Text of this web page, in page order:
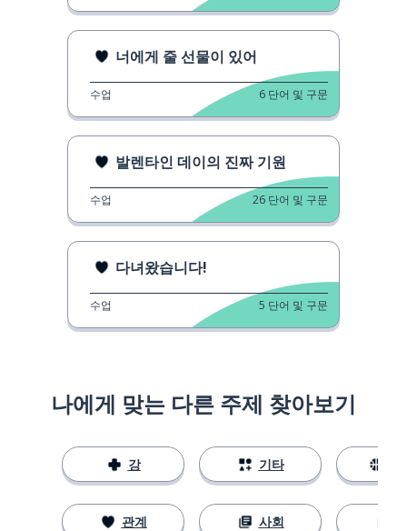
너에게 줄 선물이 있어
수업 6 단어 및 구문
발렌타인 데이의 진짜 기원
수업 26 단어 및 구문
다녀왔습니다!
수업 5 단어 및 구문
나에게 맞는 다른 주제 찾아보기
강
관계
기타
사회